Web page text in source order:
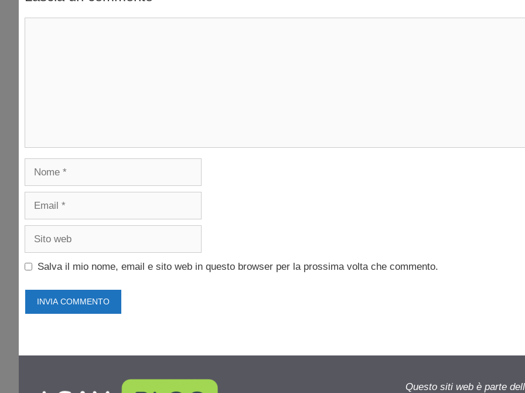
Nome
Email
Sito
Salva il mio nome, email e sito web in questo browser per la prossima volta che commento.
Questo siti web è parte